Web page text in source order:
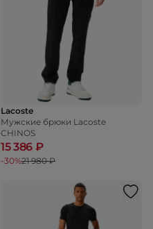
Lacoste
Мужские брюки Lacoste
CHINOS
15 386 ₽
-30%21 980 ₽